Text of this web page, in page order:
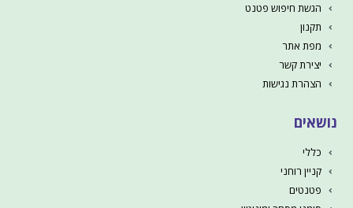
הגשת חיפוש פטנט
תקנון
מפת אתר
יצירת קשר
הצהרת נגישות
נושאים
כללי
קניין רוחני
פטנטים